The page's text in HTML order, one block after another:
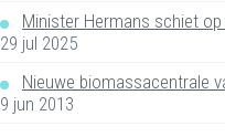
Minister Hermans schiet op
29 jul 2025
Nieuwe biomassacentrale
9 jun 2013